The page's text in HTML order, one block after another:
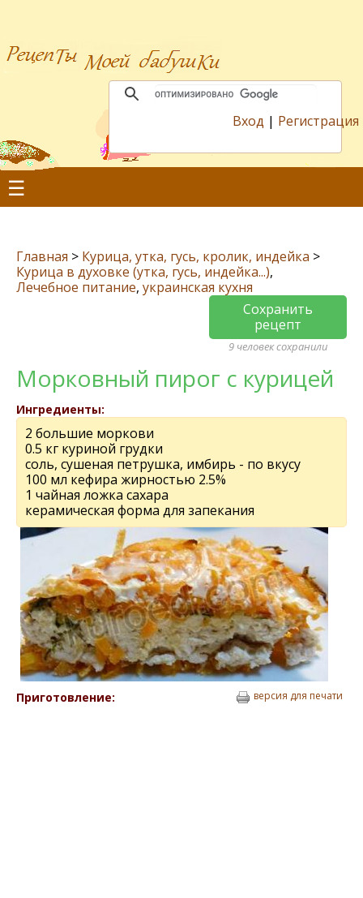
Вход | Регистрация
☰
Главная > Курица, утка, гусь, кролик, индейка >
Курица в духовке (утка, гусь, индейка...),
Лечебное питание, украинская кухня
Сохранить
рецепт
9 человек сохранили
Морковный пирог с курицей
Ингредиенты:
2 большие моркови
0.5 кг куриной грудки
соль, сушеная петрушка, имбирь - по вкусу
100 мл кефира жирностью 2.5%
1 чайная ложка сахара
керамическая форма для запекания
Приготовление: версия для печати